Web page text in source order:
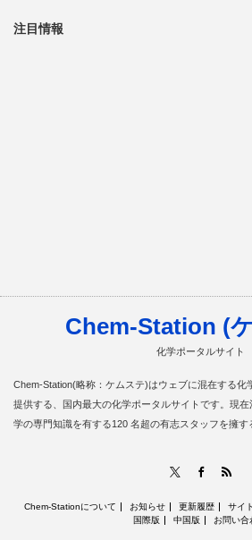
注目情報
Chem-Station (
化学ポータルサイト
Chem-Station(略称：ケムステ)はウェブに混在する化
提供する、国内最大の化学ポータルサイトです。現
学の専門知識を有する120 名超の有志スタッフを擁す
Chem-Stationについて お知らせ 更新履歴 サイ
国際版
中国版 お問い合